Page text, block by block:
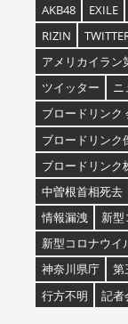
AKB48 EXILE
RIZIN
アメリカイラン
ツイッター
ニ
ブロードリンク
ブロードリンク
ブロードリンク
中曽根首相死去
情報漏洩
新型
新型コロナウイ
神奈川県庁
第
行方不明
記者